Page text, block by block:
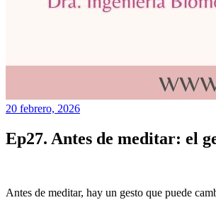
20 febrero, 2026
Ep27. Antes de meditar: el
Antes de meditar, hay un gesto que puede